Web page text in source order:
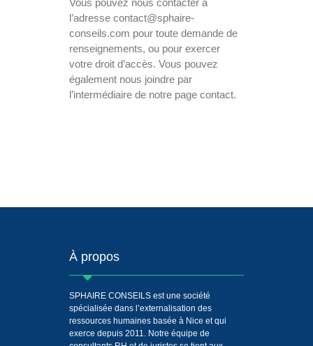
l’adresse contact@sphaire-
conseils.com pour toute demande de
renseignements, ou pour exercer
votre droit d’accès. Vous pouvez
également nous joindre par
l’intermédiaire de notre page contact.
À propos
SPHAIRE CONSEILS est une société
spécialisée dans l’externalisation des
ressources humaines basée à Nice et qui
exerce depuis 2011. Notre équipe de